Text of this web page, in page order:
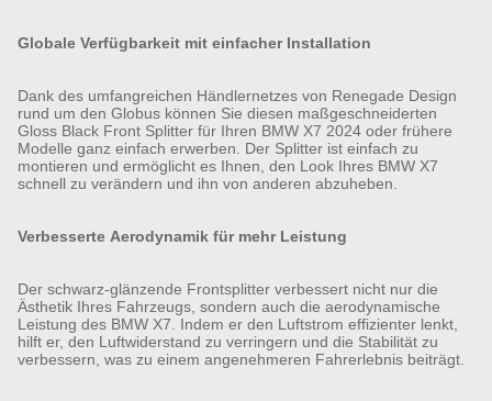
Globale Verfügbarkeit mit einfacher Installation
Dank des umfangreichen Händlernetzes von Renegade Design
rund um den Globus können Sie diesen maßgeschneiderten
Gloss Black Front Splitter für Ihren BMW X7 2024 oder frühere
Modelle ganz einfach erwerben. Der Splitter ist einfach zu
montieren und ermöglicht es Ihnen, den Look Ihres BMW X7
schnell zu verändern und ihn von anderen abzuheben.
Verbesserte Aerodynamik für mehr Leistung
Der schwarz-glänzende Frontsplitter verbessert nicht nur die
Ästhetik Ihres Fahrzeugs, sondern auch die aerodynamische
Leistung des BMW X7. Indem er den Luftstrom effizienter lenkt,
hilft er, den Luftwiderstand zu verringern und die Stabilität zu
verbessern, was zu einem angenehmeren Fahrerlebnis beiträgt.